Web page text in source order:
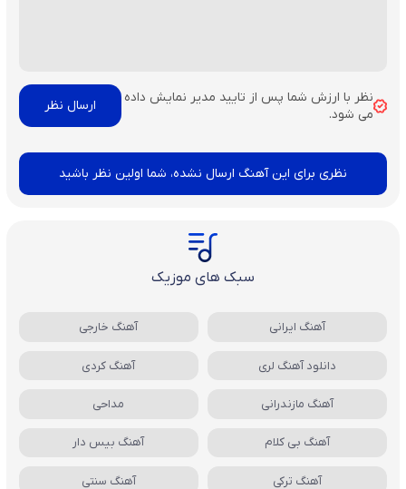
نظر با ارزش شما پس از تایید مدیر نمایش داده
می شود.
نظری برای این آهنگ ارسال نشده، شما اولین نظر باشید
سبک های موزیک
آهنگ ایرانی آهنگ خارجی
دانلود آهنگ لری آهنگ کردی
آهنگ مازندرانی مداحی
آهنگ بی کلام آهنگ بیس دار
آهنگ ترکی آهنگ سنتی